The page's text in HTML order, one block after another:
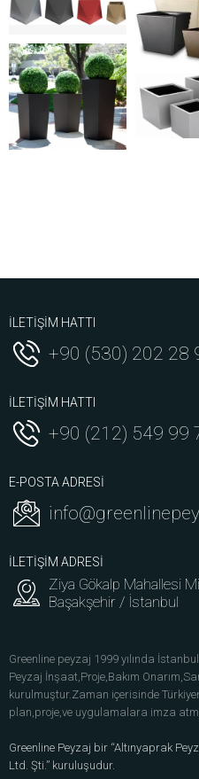
İLETİŞİM HATTI
+90 (530) 202 28
İLETİŞİM HATTI
+90 (212) 549 99
E-POSTA ADRESİ
İLETİŞİM ADRESİ
Ziya Gökalp Mahallesi
Başakşehir / İstanbul
Greenline peyzaj 1999 yılında
Peyzaj İnşaat,Proje,Bakım
kurulmuştur.Zaman içerisinde
plan,proje,ve uygulamalara imza
Greenline Peyzaj bir “Altınyaprak
Ltd. Şti.” kuruluşudur.